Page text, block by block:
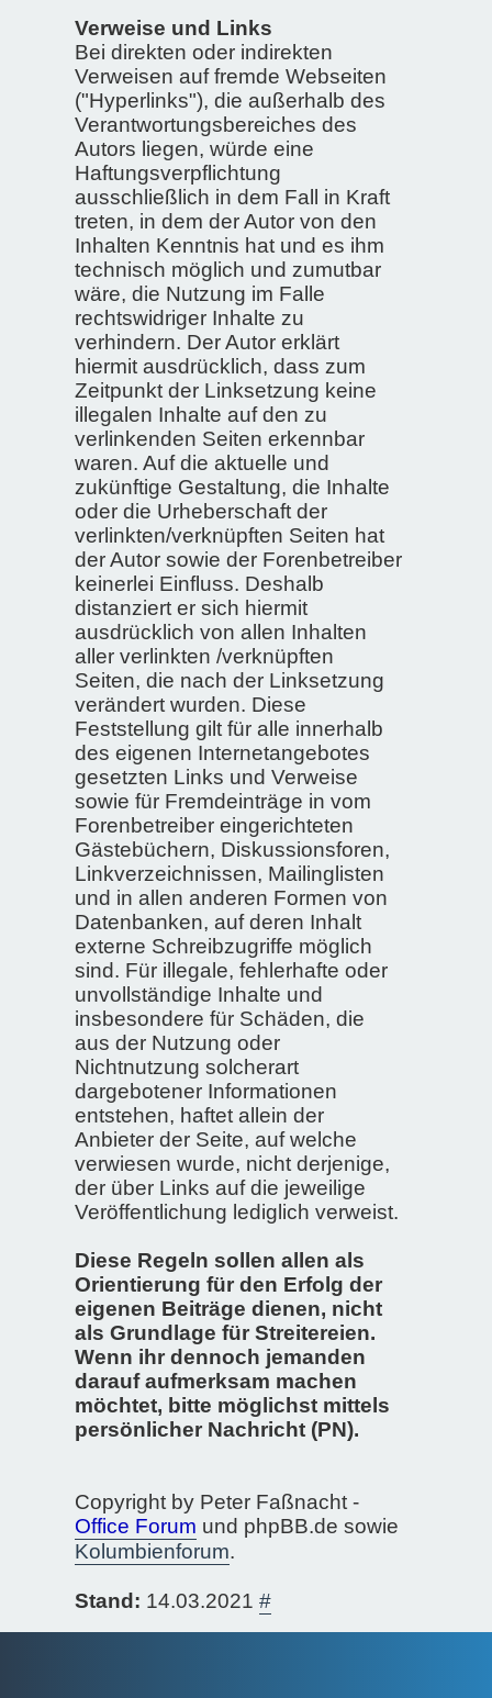
Verweise und Links
Bei direkten oder indirekten
Verweisen auf fremde Webseiten
("Hyperlinks"), die außerhalb des
Verantwortungsbereiches des
Autors liegen, würde eine
Haftungsverpflichtung
ausschließlich in dem Fall in Kraft
treten, in dem der Autor von den
Inhalten Kenntnis hat und es ihm
technisch möglich und zumutbar
wäre, die Nutzung im Falle
rechtswidriger Inhalte zu
verhindern. Der Autor erklärt
hiermit ausdrücklich, dass zum
Zeitpunkt der Linksetzung keine
illegalen Inhalte auf den zu
verlinkenden Seiten erkennbar
waren. Auf die aktuelle und
zukünftige Gestaltung, die Inhalte
oder die Urheberschaft der
verlinkten/verknüpften Seiten hat
der Autor sowie der Forenbetreiber
keinerlei Einfluss. Deshalb
distanziert er sich hiermit
ausdrücklich von allen Inhalten
aller verlinkten /verknüpften
Seiten, die nach der Linksetzung
verändert wurden. Diese
Feststellung gilt für alle innerhalb
des eigenen Internetangebotes
gesetzten Links und Verweise
sowie für Fremdeinträge in vom
Forenbetreiber eingerichteten
Gästebüchern, Diskussionsforen,
Linkverzeichnissen, Mailinglisten
und in allen anderen Formen von
Datenbanken, auf deren Inhalt
externe Schreibzugriffe möglich
sind. Für illegale, fehlerhafte oder
unvollständige Inhalte und
insbesondere für Schäden, die
aus der Nutzung oder
Nichtnutzung solcherart
dargebotener Informationen
entstehen, haftet allein der
Anbieter der Seite, auf welche
verwiesen wurde, nicht derjenige,
der über Links auf die jeweilige
Veröffentlichung lediglich verweist.
Diese Regeln sollen allen als
Orientierung für den Erfolg der
eigenen Beiträge dienen, nicht
als Grundlage für Streitereien.
Wenn ihr dennoch jemanden
darauf aufmerksam machen
möchtet, bitte möglichst mittels
persönlicher Nachricht (PN).
Copyright by Peter Faßnacht -
Office Forum und phpBB.de sowie
Kolumbienforum.
Stand: 14.03.2021#